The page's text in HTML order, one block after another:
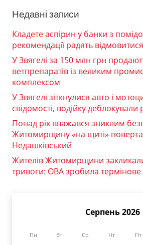
Недавні записи
Кладете аспірин у банки з
рекомендації радять відмовитися
У Звягелі за 150 млн грн
ветпрепаратів із великим
комплексом
У Звягелі зіткнулися авто і
свідомості, водійку деблокували
Понад рік вважався зниклим
Житомирщину «на щиті»
Недашківський
Жителів Житомирщини
тривоги: ОВА зробила
Серпень 2026
Пн Вт Ср Чт Пт